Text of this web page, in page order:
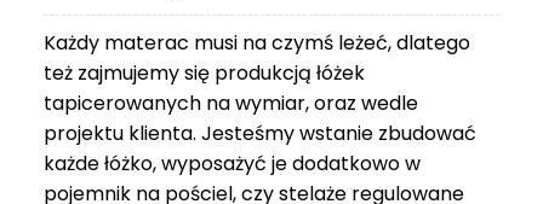
Każdy materac musi na czymś leżeć, dlatego
też zajmujemy się produkcją łóżek
tapicerowanych na wymiar, oraz wedle
projektu klienta. Jesteśmy wstanie zbudować
każde łóżko, wyposażyć je dodatkowo w
pojemnik na pościel, czy stelaże regulowane